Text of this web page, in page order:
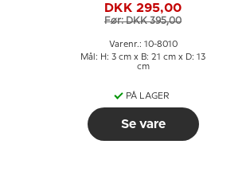
Copenhagen
DKK 295,00
Før: DKK 395,00
Varenr.: 10-8010
Mål: H: 3 cm x B: 21 cm x D: 13
cm
PÅ LAGER
Se vare